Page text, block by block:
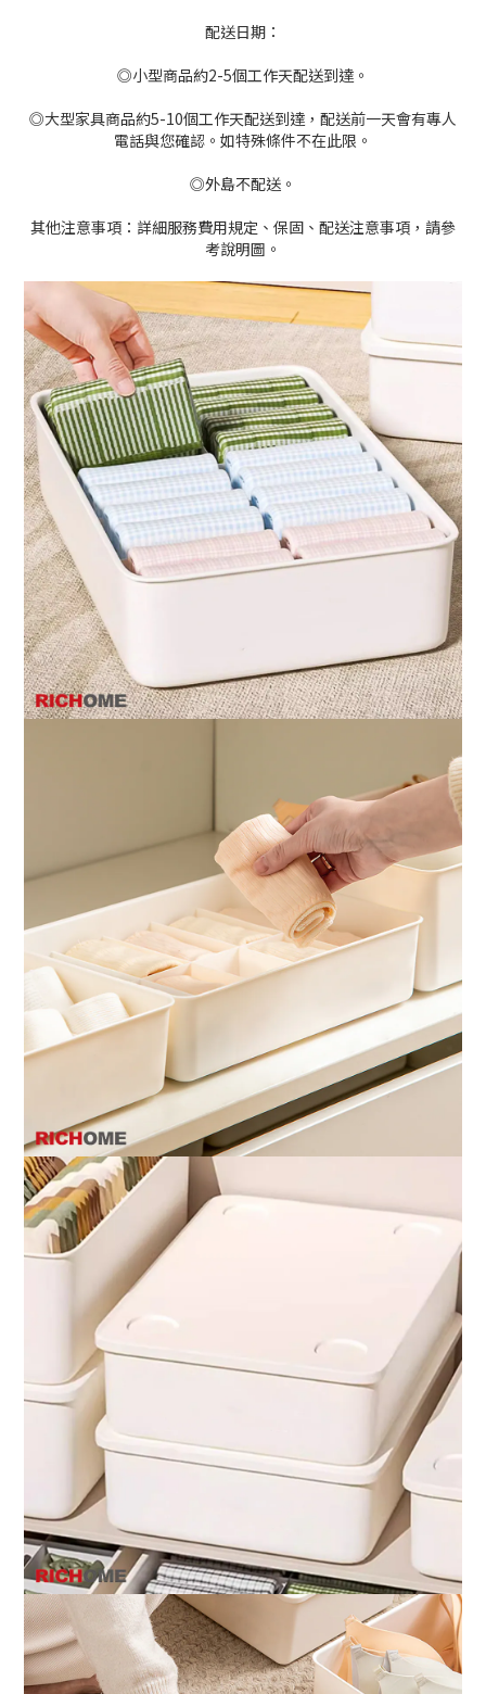
配送日期：
◎小型商品約2-5個工作天配送到達。
◎大型家具商品約5-10個工作天配送到達，配送前一天會有專人
電話與您確認。如特殊條件不在此限。
◎外島不配送。
其他注意事項：詳細服務費用規定、保固、配送注意事項，請參
考說明圖。